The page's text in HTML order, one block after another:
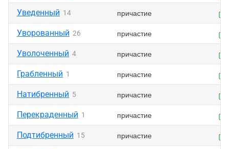
Уведенный 14 причастие
Уворованный 26 причастие
Уволоченный 4 причастие
Грабленный 1 причастие
Натибренный 5 причастие
Перекраденный 1 причастие
Подтибренный 15 причастие